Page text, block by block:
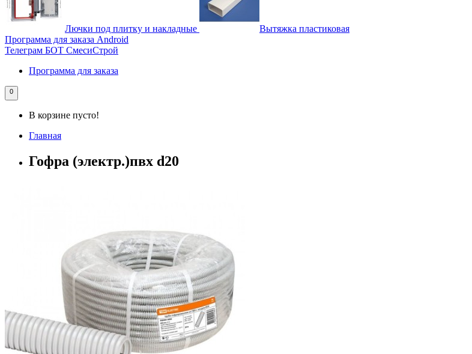
Лючки под плитку и накладные
Вытяжка пластиковая
Программа для заказа Android
Телеграм БОТ СмесиСтрой
Программа для заказа
0
В корзине пусто!
Главная
Гофра (электр.)пвх d20